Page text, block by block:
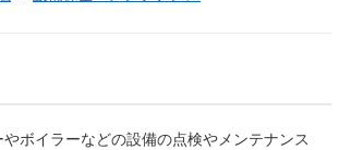
ボイラーなどの設備の点検やメンテナンス